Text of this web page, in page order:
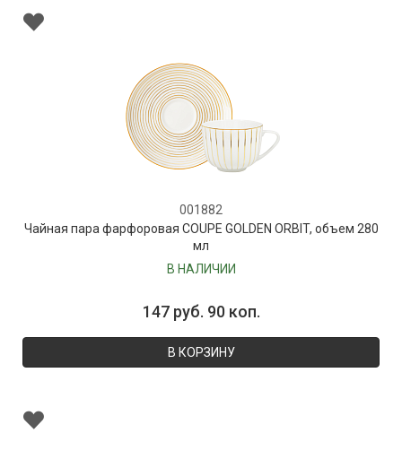
001882
Чайная пара фарфоровая COUPE GOLDEN ORBIT, объем 280
мл
В НАЛИЧИИ
147 руб. 90 коп.
В КОРЗИНУ